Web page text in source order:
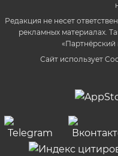
Редакция не несет
рекламных материалах.
«Партнёрский
Сайт использует